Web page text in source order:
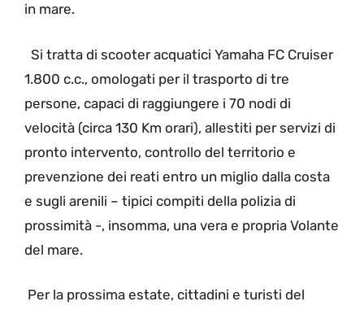
in mare.
Si tratta di scooter acquatici Yamaha FC Cruiser
1.800 c.c., omologati per il trasporto di tre
persone, capaci di raggiungere i 70 nodi di
velocità (circa 130 Km orari), allestiti per servizi di
pronto intervento, controllo del territorio e
prevenzione dei reati entro un miglio dalla costa
e sugli arenili – tipici compiti della polizia di
prossimità -, insomma, una vera e propria Volante
del mare.
Per la prossima estate, cittadini e turisti del